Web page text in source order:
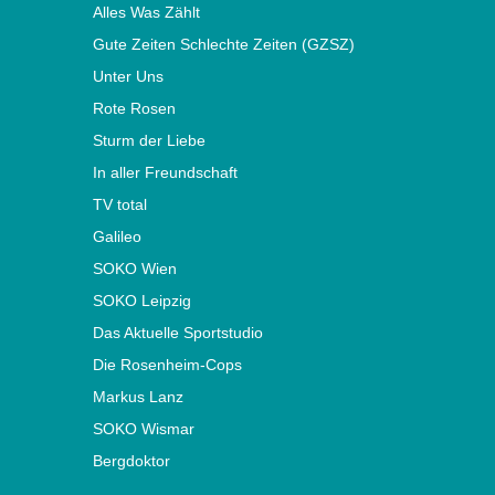
Alles Was Zählt
Gute Zeiten Schlechte Zeiten (GZSZ)
Unter Uns
Rote Rosen
Sturm der Liebe
In aller Freundschaft
TV total
Galileo
SOKO Wien
SOKO Leipzig
Das Aktuelle Sportstudio
Die Rosenheim-Cops
Markus Lanz
SOKO Wismar
Bergdoktor